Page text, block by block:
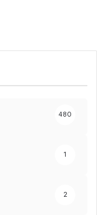
480
1
2